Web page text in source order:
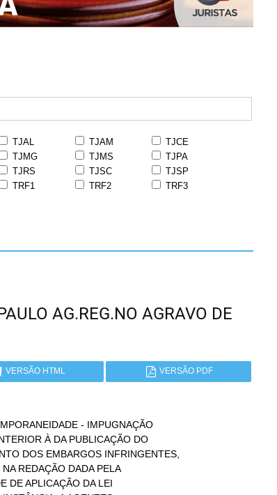
TJAL TJAM
TJCE
TJMG TJMS
TJPA
TJRS TJSC
TJSP
TRF1 TRF2
TRF3
AG.REG.NO AGRAVO DE
VERSÃO HTML VERSÃO PDF
- IMPUGNAÇÃO